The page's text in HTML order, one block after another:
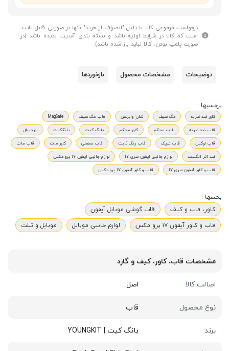
درخواست مرجوعی کالا با دلیل "انصراف از خرید" تنها در صورتی قابل تایید
است که کالا در شرایط اولیه باشد و بسته بندی آسیب ندیده باشد (در
صورت پلمپ بودن، کالا نباید باز شده باشد).
توضیحات مشخصات محصول بازخوردها
برچسبها :
کاور ضد ضربه مگ سیف شارژ وایرلس قاب مگ سیف
MagSafe
قاب ضد ضربه
قاب محکم کاور محکم یانگ کیت یانگکیت
اورجینال
قاب لوکس
قاب شیک قاب رنگ ثابت قاب مخملی کاور مات
قاب مات
ضد اثر انگشت
لوازم جانبی آیفون سری 17
لوازم جانبی آیفون 17 پرو مکس
قاب و کاور آیفون سری 17
قاب و کاور آیفون 17 پرو مکس
بخشها :
کاور، قاب و کیف
قاب گوشی موبایل آیفون
قاب و کاور آیفون 17 پرو مکس
لوازم جانبی موبایل موبایل و تبلت
مشخصات قاب، کاور، کیف و گارد
اصالت کالا
اصل
نوع محصول
قاب
برند
یانگ کیت | YOUNGKIT